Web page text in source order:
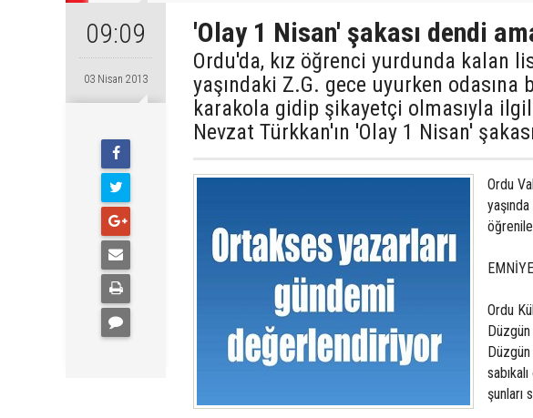
09:09
03 Nisan 2013
'Olay 1 Nisan' şakası dendi
Ordu'da, kız öğrenci yurdunda kalan
yaşındaki Z.G. gece uyurken
karakola gidip şikayetçi olmasıyla
Nevzat Türkkan'ın 'Olay 1 Nisan'
Ordu
Ordu
Düzgün
şunları